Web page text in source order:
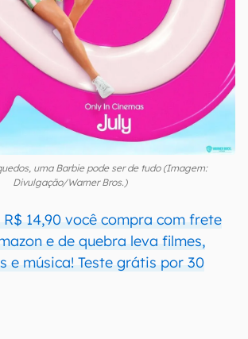
uma Barbie pode ser de tudo (Imagem:
Divulgação/Warner Bros.)
R$ 14,90 você compra com frete
e de quebra leva filmes,
e música! Teste grátis por 30